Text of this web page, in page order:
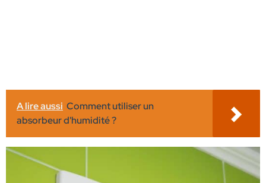
A lire aussi Comment utiliser un
absorbeur d'humidité ?